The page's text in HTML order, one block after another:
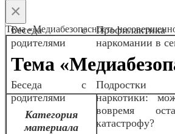
Беседа с
родителями
Профилактика
наркомании в
Беседа с
родителями
наркотики:
вовремя
катастрофу?
×
Тема «Медиабезопасность
Тема
Категория
материала